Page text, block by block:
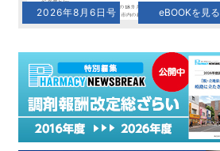
2026年8月6日号 eBOOKを見る